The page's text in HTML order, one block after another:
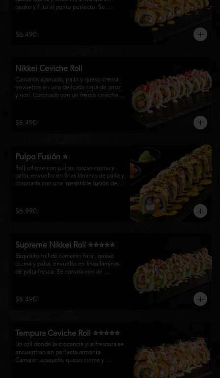
panko y frito al punto perfecto. Se
y una sedosa salsa huancaína, finalizada
con toques de pimentón rojo fresco que
$6.490
Nikkei Ceviche Roll
Camarón apanado, palta y queso crema
envueltos en una delicada capa de arroz
y nori. Coronado con un fresco ceviche
creando un equilibrio perfecto entre
frescura, cremosidad y crocancia en cada
$6.490
Pulpo Fusión ⭐
Roll relleno con pulpo, queso crema y
palta, envuelto en finas láminas de palta y
coronado con una irresistible fusión de
láminas de pulpo, ofreciendo una
combinación perfecta entre frescura,
$6.990
Supreme Nikkei Roll ⭐⭐⭐⭐⭐
Exquisito roll de camarón furai, queso
crema y palta, envuelto en finas láminas
de palta fresca. Se corona con un
fusión de texturas, frescura y sabores que
resaltan la esencia del Pacífico.
$6.490
Tempura Ceviche Roll ⭐⭐⭐⭐⭐
Un roll donde la crocancia y la frescura se
encuentran en perfecta armonía.
Camarón apanado, queso crema y